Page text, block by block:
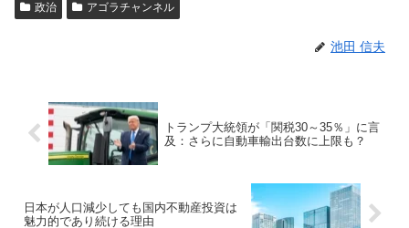
政治 アゴラチャンネル
池田 信夫
トランプ大統領が「関税30～35％」に言
及：さらに自動車輸出台数に上限も？
日本が人口減少しても国内不動産投資は
魅力的であり続ける理由